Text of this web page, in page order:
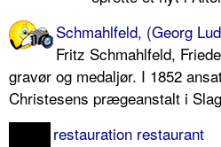
Schmahlfeld, (Georg
Fritz Schmahlfeld,
gravør og medaljør. I 1852
Christesens prægeanstalt i
restauration restaurant